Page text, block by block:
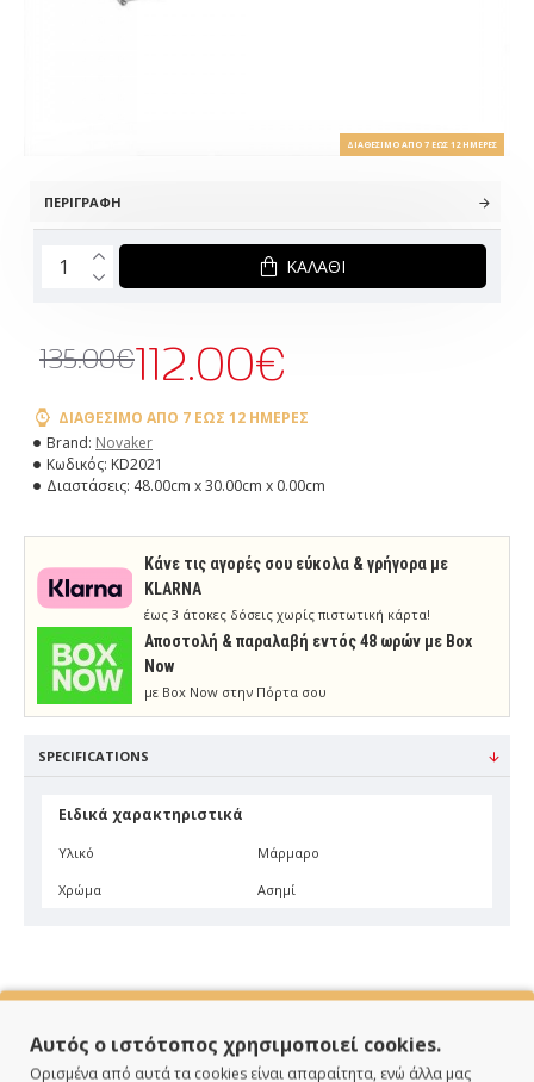
ΔΙΑΘΈΣΙΜΟ ΑΠΌ 7 ΈΩΣ 12 ΗΜΈΡΕΣ
ΠΕΡΙΓΡΑΦΉ
ΔΙΑΘΈΣΙΜΟ ΑΠΌ 7 ΈΩΣ 12 ΗΜΈΡΕΣ
Brand: Novaker
Κωδικός: KD2021
Διαστάσεις: 48.00cm x 30.00cm x 0.00cm
112.00€
135.00€
ΚΑΛΆΘΙ
Κάνε τις αγορές σου εύκολα & γρήγορα με
KLARNA
έως 3 άτοκες δόσεις χωρίς πιστωτική κάρτα!
Aποστολή & παραλαβή εντός 48 ωρών με Box
Now
με Box Now στην Πόρτα σου
SPECIFICATIONS
Ειδικά χαρακτηριστικά
Υλικό Μάρμαρο
Χρώμα Ασημί
Αυτός ο ιστότοπος χρησιμοποιεί cookies.
Ορισμένα από αυτά τα cookies είναι απαραίτητα, ενώ άλλα μας